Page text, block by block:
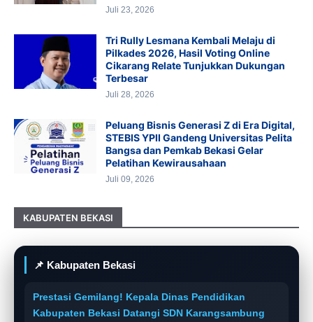
Juli 23, 2026
Tri Rully Lesmana Kembali Melaju di
Pilkades 2026, Hasil Voting Online
Cikarang Relate Tunjukkan Dukungan
Terbesar
Juli 28, 2026
Peluang Bisnis Generasi Z di Era Digital,
STEBIS YPII Gandeng Universitas Pelita
Bangsa dan Pemkab Bekasi Gelar
Pelatihan Kewirausahaan
Juli 09, 2026
KABUPATEN BEKASI
📌 Kabupaten Bekasi
Prestasi Gemilang! Kepala Dinas Pendidikan
Kabupaten Bekasi Datangi SDN Karangsambung